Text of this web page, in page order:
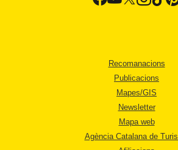
Recomanacions
Publicacions
Mapes/GIS
Newsletter
Mapa web
Agència Catalana de